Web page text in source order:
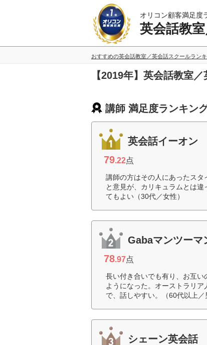
オリコン顧客満足度
英会話教
おすすめの英会話教室／英会話スクールラン
【2019年】英会話教室
講師 満足度ランキン
英会話イーオン
79.22点
講師の方はその人にあったス
と意見が、カリキュラムとは
てもよい（30代／女性）
Gabaマンツーマ
78.97点
長い付き合いでも有り、お互
ようになった。オーストラリ
で、話しやすい。（60代以上／
シェーン英会話